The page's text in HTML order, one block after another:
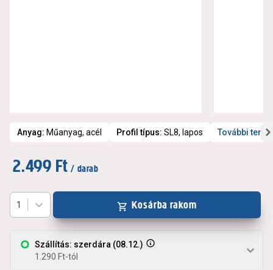
Anyag: Műanyag, acél Profil típus: SL8, lapos További
2.499 Ft / darab
Szállítás: szerdára (08.12.)
1.290 Ft-tól
1 Kosárba rakom